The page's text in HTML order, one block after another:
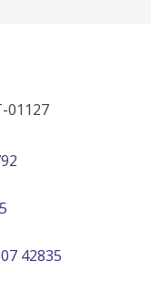
01127
42835